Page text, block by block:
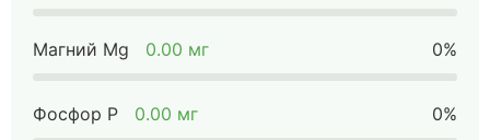
Магний Mg 0.00 мг 0%
Фосфор P 0.00 мг 0%